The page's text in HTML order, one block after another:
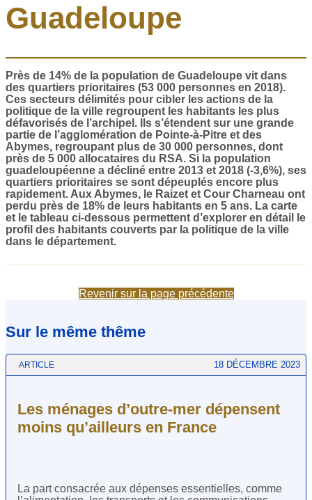
Guadeloupe
Près de 14% de la population de Guadeloupe vit dans
des quartiers prioritaires (53 000 personnes en 2018).
Ces secteurs délimités pour cibler les actions de la
politique de la ville regroupent les habitants les plus
défavorisés de l’archipel.
Ils s’étendent sur une grande
partie de l’agglomération de Pointe-à-Pitre et des
Abymes, regroupant plus de 30 000 personnes, dont
près de 5 000 allocataires du RSA. Si la population
guadeloupéenne a décliné entre 2013 et 2018 (-3,6%), ses
quartiers prioritaires se sont dépeuplés encore plus
rapidement. Aux Abymes, le Raizet et Cour Charneau ont
perdu près de 18% de leurs habitants en 5 ans. La carte
et le tableau ci-dessous permettent d’explorer en détail le
profil des habitants couverts par la politique de la ville
dans le département.
Revenir sur la page précédente
Sur le même thême
ARTICLE 18 DÉCEMBRE 2023
Les ménages d’outre-mer dépensent
moins qu’ailleurs en France
La part consacrée aux dépenses essentielles, comme